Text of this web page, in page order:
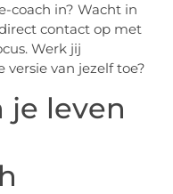
coach in? Wacht in
contact op met
Werk jij
van jezelf toe?
je leven